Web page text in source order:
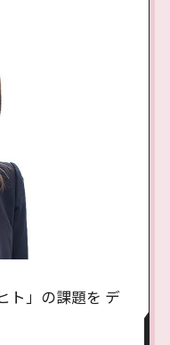
ト」の課題を デ